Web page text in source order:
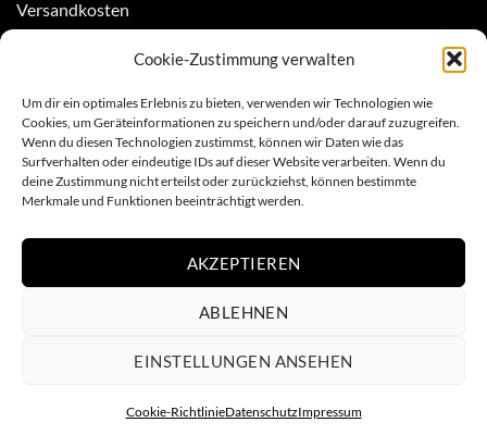
Cookie-Zustimmung verwalten
Um dir ein optimales Erlebnis zu bieten, verwenden wir Technologien wie
Cookies, um Geräteinformationen zu speichern und/oder darauf zuzugreifen.
Wenn du diesen Technologien zustimmst, können wir Daten wie das
Surfverhalten oder eindeutige IDs auf dieser Website verarbeiten. Wenn du
deine Zustimmung nicht erteilst oder zurückziehst, können bestimmte
Merkmale und Funktionen beeinträchtigt werden.
AKZEPTIEREN
ABLEHNEN
EINSTELLUNGEN ANSEHEN
Cookie-RichtlinieDatenschutzImpressum
Versandkosten
ZAHLUNGSARTEN
Copyright 2026 ©Rebel Candy Hearts